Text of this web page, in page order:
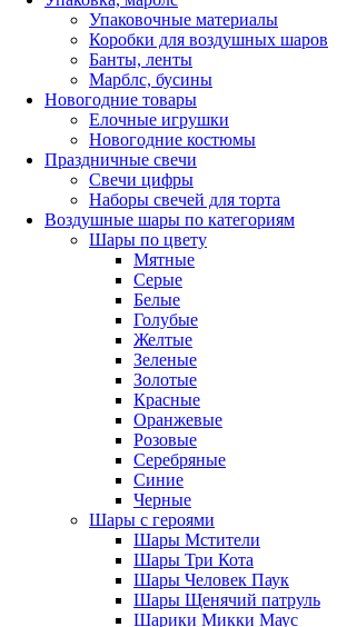
Упаковочные материалы
Коробки для воздушных шаров
Банты, ленты
Марблс, бусины
Новогодние товары
Елочные игрушки
Новогодние костюмы
Праздничные свечи
Свечи цифры
Наборы свечей для торта
Воздушные шары по категориям
Шары по цвету
Мятные
Серые
Белые
Голубые
Желтые
Зеленые
Золотые
Красные
Оранжевые
Розовые
Серебряные
Синие
Черные
Шары с героями
Шары Мстители
Шары Три Кота
Шары Человек Паук
Шары Щенячий патруль
Шарики Микки Маус